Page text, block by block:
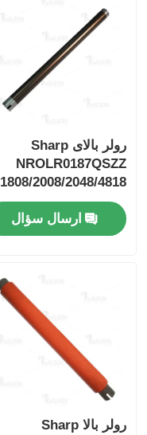
رولر بالای Sharp
NROLR0187QSZZ
1808/2008/2048/4818
ارسال سؤال
رولر بالا Sharp